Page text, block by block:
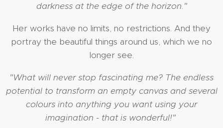
darkness at the edge of the horizon."
Her works have no limits, no restrictions. And they
portray the beautiful things around us, which we no
longer see.
"What will never stop fascinating me? The endless
potential to transform an empty canvas and several
colours into anything you want using your
imagination - that is wonderful!"